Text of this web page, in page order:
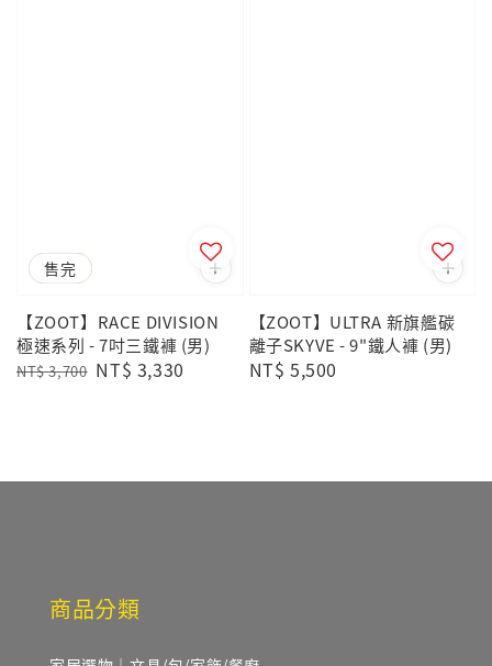
優惠
售完
【ZOOT】RACE DIVISION
極速系列 - 7吋三鐵褲 (男)
Regular
NT$ 3,700 Sale
NT$ 3,330
【ZOOT】ULTRA 新旗艦碳
離子SKYVE - 9"鐵人褲 (男)
Regular
NT$ 5,500
商品分類